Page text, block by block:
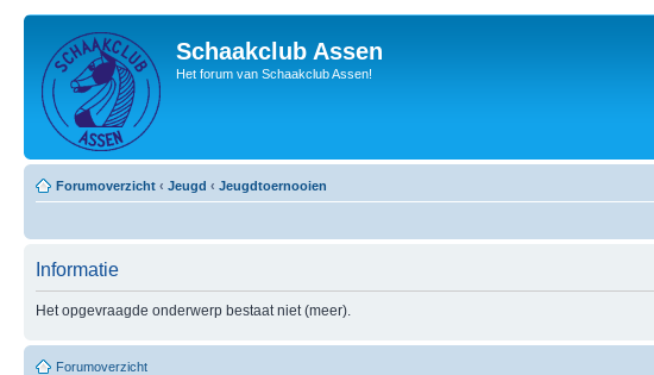
Schaakclub Assen
Het forum van Schaakclub Assen!
Forumoverzicht ‹ Jeugd ‹ Jeugdtoernooien
Informatie
Het opgevraagde onderwerp bestaat niet (meer).
Forumoverzicht